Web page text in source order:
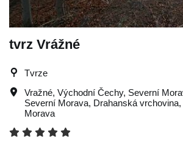
tvrz Vrážné
Tvrze
Vražné, Východní Čechy, Severní
Severní Morava, Drahanská vrchovina,
Morava